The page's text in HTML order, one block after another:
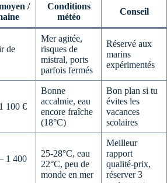
/
Conditions
météo
Conseil
de
Mer agitée,
risques de
mistral, ports
parfois fermés
Réservé aux
marins
expérimentés
100 €
Bonne
accalmie, eau
encore fraîche
(18°C)
Bon plan si tu
évites les
vacances
scolaires
1 400
25-28°C, eau
22°C, peu de
monde en mer
Meilleur
rapport
qualité-prix,
réserver 3